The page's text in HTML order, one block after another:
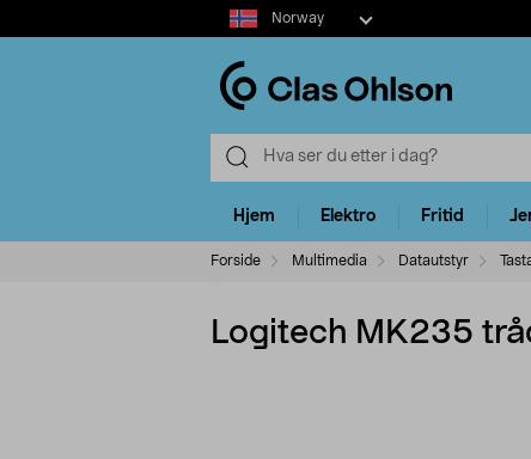
Select
market
Norway
Hjem Elektro Fritid
Forside Multimedia Datautstyr
Logitech MK235